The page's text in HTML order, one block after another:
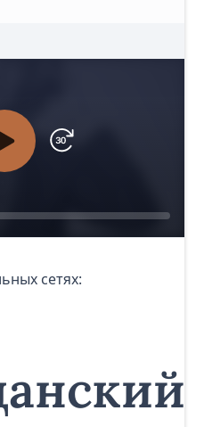
сетях: